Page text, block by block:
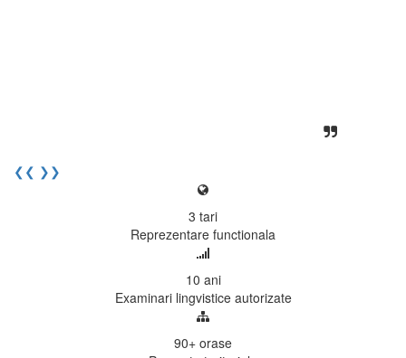
❮❮ ❯❯
3 tari
Reprezentare functionala
10 ani
Examinari lingvistice autorizate
90+ orase